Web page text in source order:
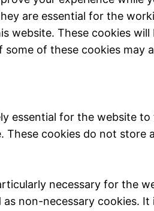
are essential for the
website. These cookies
of these cookies may
essential for the website
These cookies do not store
necessary for the
non-necessary cookies.